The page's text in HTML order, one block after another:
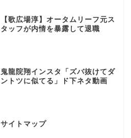
【歌広場淳】オータムリーフ元ス
タッフが内情を暴露して退職
鬼龍院翔インスタ「ズバ抜けてダ
ントツに似てる」ド下ネタ動画
サイトマップ